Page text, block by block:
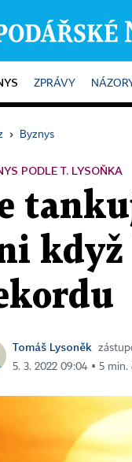
ZPRÁVY
› Byznys
PODLE T. LYSOŇKA
když
Tomáš Lysoněk
5. 3. 2022 09:04 ▪ 5 min.